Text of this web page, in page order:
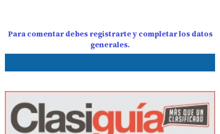
Para comentar debes registrarte y completar los datos
generales.